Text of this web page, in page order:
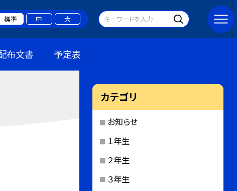
標準 中 大
布文書 予定表
カテゴリ
お知らせ
１年生
２年生
３年生